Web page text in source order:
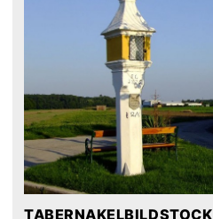
TABERNAKELBILDSTOCK